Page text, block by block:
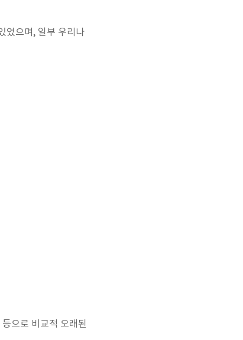
었으며, 일부 우리나
으로 비교적 오래된